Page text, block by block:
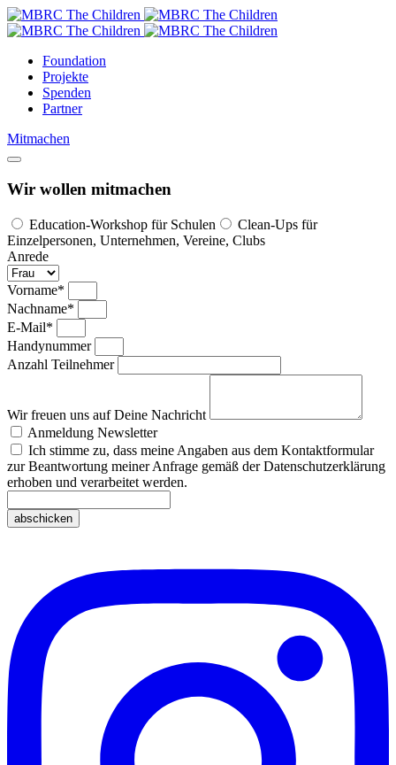
Foundation
Projekte
Spenden
Partner
Mitmachen
Wir wollen mitmachen
Education-Workshop für Schulen
Clean-Ups für
Einzelpersonen, Unternehmen, Vereine, Clubs
Anrede
Vorname*
Nachname*
E-Mail*
Handynummer
Anzahl Teilnehmer
Wir freuen uns auf Deine Nachricht
Anmeldung Newsletter
Ich stimme zu, dass meine Angaben aus dem Kontaktformular
zur Beantwortung meiner Anfrage gemäß der Datenschutzerklärung
erhoben und verarbeitet werden.
abschicken